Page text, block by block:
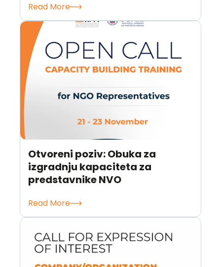
Read More
Otvoreni poziv: Obuka za
izgradnju kapaciteta za
predstavnike NVO
Read More